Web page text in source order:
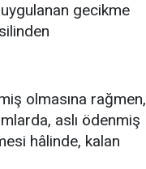
gecikme
olmasına rağmen,
aslı ödenmiş
hâlinde, kalan